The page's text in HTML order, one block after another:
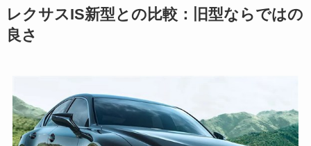
レクサスIS新型との比較：旧型ならではの
良さ